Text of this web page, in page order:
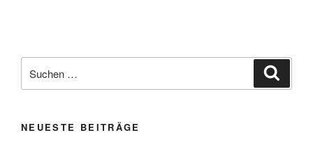
nach:
NEUESTE BEITRÄGE